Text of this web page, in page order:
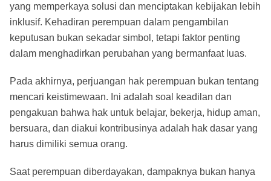
yang memperkaya solusi dan menciptakan kebijakan lebih
inklusif. Kehadiran perempuan dalam pengambilan
keputusan bukan sekadar simbol, tetapi faktor penting
dalam menghadirkan perubahan yang bermanfaat luas.
Pada akhirnya, perjuangan hak perempuan bukan tentang
mencari keistimewaan. Ini adalah soal keadilan dan
pengakuan bahwa hak untuk belajar, bekerja, hidup aman,
bersuara, dan diakui kontribusinya adalah hak dasar yang
harus dimiliki semua orang.
Saat perempuan diberdayakan, dampaknya bukan hanya